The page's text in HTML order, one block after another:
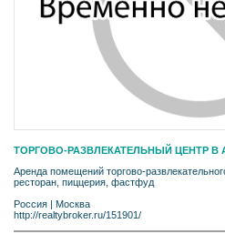
ТОРГОВО-РАЗВЛЕКАТЕЛЬНЫЙ ЦЕНТР В
Аренда помещений торгово-
ресторан, пиццерия, фастфуд
Россия | Москва
http://realtybroker.ru/151901/